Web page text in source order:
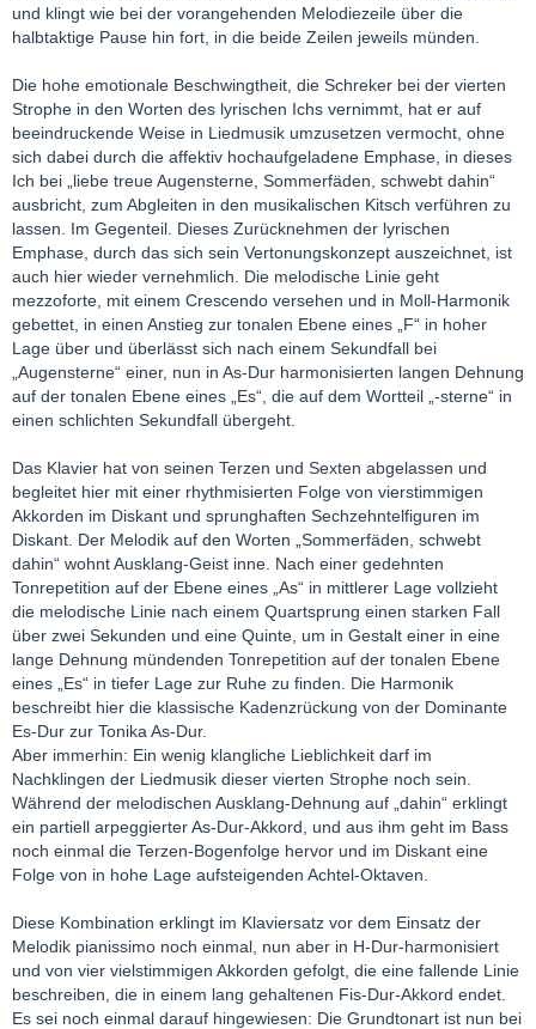
und klingt wie bei der vorangehenden Melodiezeile über die
halbtaktige Pause hin fort, in die beide Zeilen jeweils münden.
Die hohe emotionale Beschwingtheit, die Schreker bei der vierten
Strophe in den Worten des lyrischen Ichs vernimmt, hat er auf
beeindruckende Weise in Liedmusik umzusetzen vermocht, ohne
sich dabei durch die affektiv hochaufgeladene Emphase, in dieses
Ich bei „liebe treue Augensterne, Sommerfäden, schwebt dahin“
ausbricht, zum Abgleiten in den musikalischen Kitsch verführen zu
lassen. Im Gegenteil. Dieses Zurücknehmen der lyrischen
Emphase, durch das sich sein Vertonungskonzept auszeichnet, ist
auch hier wieder vernehmlich. Die melodische Linie geht
mezzoforte, mit einem Crescendo versehen und in Moll-Harmonik
gebettet, in einen Anstieg zur tonalen Ebene eines „F“ in hoher
Lage über und überlässt sich nach einem Sekundfall bei
„Augensterne“ einer, nun in As-Dur harmonisierten langen Dehnung
auf der tonalen Ebene eines „Es“, die auf dem Wortteil „-sterne“ in
einen schlichten Sekundfall übergeht.
Das Klavier hat von seinen Terzen und Sexten abgelassen und
begleitet hier mit einer rhythmisierten Folge von vierstimmigen
Akkorden im Diskant und sprunghaften Sechzehntelfiguren im
Diskant. Der Melodik auf den Worten „Sommerfäden, schwebt
dahin“ wohnt Ausklang-Geist inne. Nach einer gedehnten
Tonrepetition auf der Ebene eines „As“ in mittlerer Lage vollzieht
die melodische Linie nach einem Quartsprung einen starken Fall
über zwei Sekunden und eine Quinte, um in Gestalt einer in eine
lange Dehnung mündenden Tonrepetition auf der tonalen Ebene
eines „Es“ in tiefer Lage zur Ruhe zu finden. Die Harmonik
beschreibt hier die klassische Kadenzrückung von der Dominante
Es-Dur zur Tonika As-Dur.
Aber immerhin: Ein wenig klangliche Lieblichkeit darf im
Nachklingen der Liedmusik dieser vierten Strophe noch sein.
Während der melodischen Ausklang-Dehnung auf „dahin“ erklingt
ein partiell arpeggierter As-Dur-Akkord, und aus ihm geht im Bass
noch einmal die Terzen-Bogenfolge hervor und im Diskant eine
Folge von in hohe Lage aufsteigenden Achtel-Oktaven.
Diese Kombination erklingt im Klaviersatz vor dem Einsatz der
Melodik pianissimo noch einmal, nun aber in H-Dur-harmonisiert
und von vier vielstimmigen Akkorden gefolgt, die eine fallende Linie
beschreiben, die in einem lang gehaltenen Fis-Dur-Akkord endet.
Es sei noch einmal darauf hingewiesen: Die Grundtonart ist nun bei